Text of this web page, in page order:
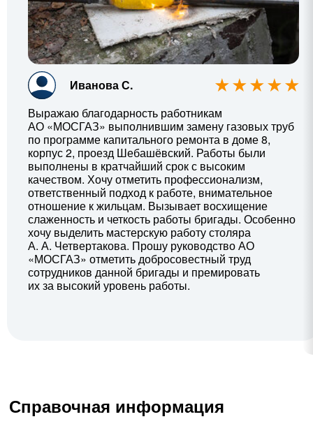
Иванова С.
Выражаю благодарность работникам
АО «МОСГАЗ» выполнившим замену газовых труб
по программе капитального ремонта в доме 8,
корпус 2, проезд Шебашёвский. Работы были
выполнены в кратчайший срок с высоким
качеством. Хочу отметить профессионализм,
ответственный подход к работе, внимательное
отношение к жильцам. Вызывает восхищение
слаженность и четкость работы бригады. Особенно
хочу выделить мастерскую работу столяра
А. А. Четвертакова. Прошу руководство АО
«МОСГАЗ» отметить добросовестный труд
сотрудников данной бригады и премировать
их за высокий уровень работы.
Справочная информация